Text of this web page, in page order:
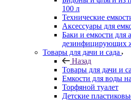
100 л
Технические
Аксессуары для
Баки и емкости для
дезинфицирующих
Товары для дачи и сада
Назад
Товары для дачи и
Емкости для воды
Торфяной туалет
Детские